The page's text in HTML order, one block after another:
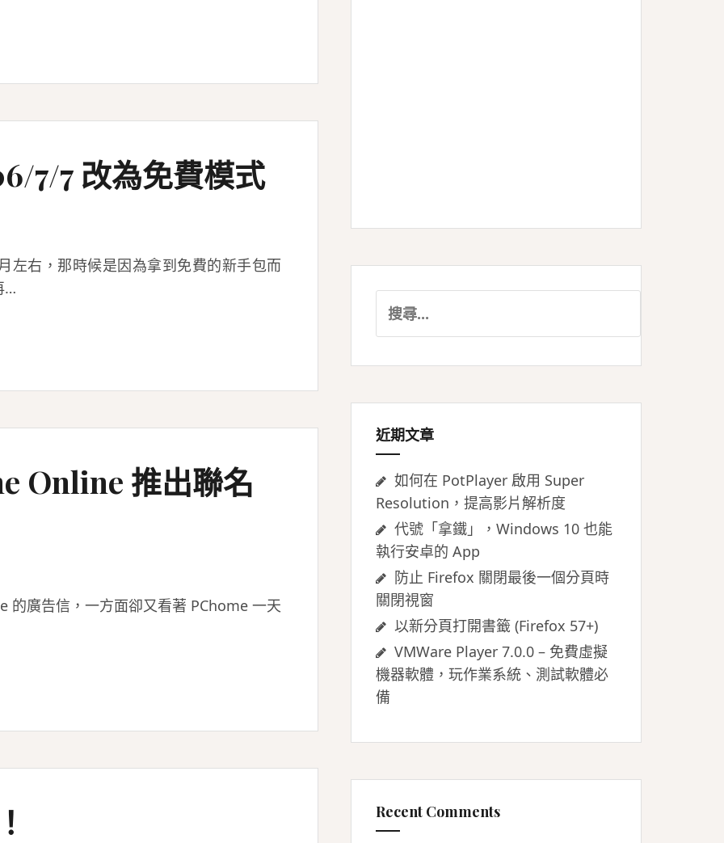
7/7 改為免費模式
左右，那時候是因為拿到免費的新手包而
…
Online 推出聯名
的廣告信，一方面卻又看著 PChome 一天
尋
鍵
近期文章
如何在 PotPlayer 啟用 Super
Resolution，提高影片解析度
代號「拿鐵」，Windows 10 也能
執行安卓的 App
防止 Firefox 關閉最後一個分頁時
關閉視窗
以新分頁打開書籤 (Firefox 57+)
VMWare Player 7.0.0 – 免費虛擬
機器軟體，玩作業系統、測試軟體必
備
Recent Comments